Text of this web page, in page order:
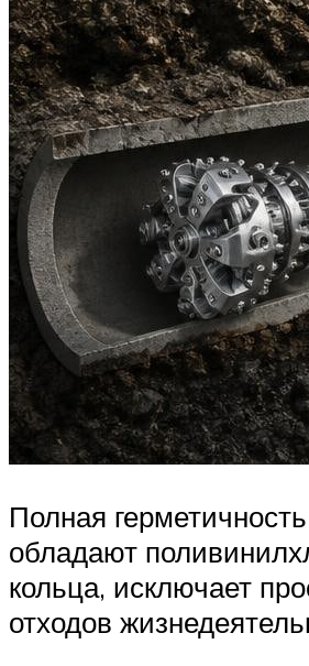
Полная
обладают
кольца, исключает
отходов